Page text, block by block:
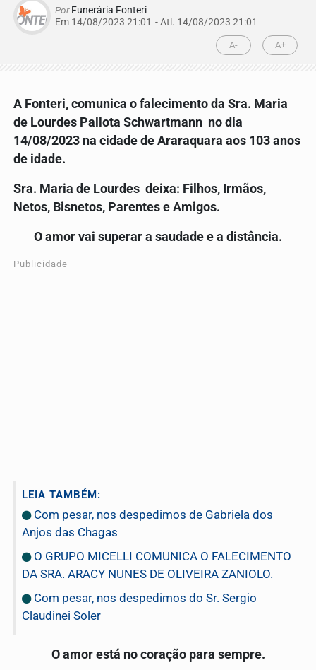
PorFunerária Fonteri
Em 14/08/2023 21:01 - Atl. 14/08/2023 21:01
A- A+
A Fonteri, comunica o falecimento da Sra. Maria
de Lourdes Pallota Schwartmann no dia
14/08/2023 na cidade de Araraquara aos 103 anos
de idade.
Sra. Maria de Lourdes deixa: Filhos, Irmãos,
Netos, Bisnetos, Parentes e Amigos.
O amor vai superar a saudade e a distância.
Publicidade
LEIA TAMBÉM:
Com pesar, nos despedimos de Gabriela dos
Anjos das Chagas
O GRUPO MICELLI COMUNICA O FALECIMENTO
DA SRA. ARACY NUNES DE OLIVEIRA ZANIOLO.
Com pesar, nos despedimos do Sr. Sergio
Claudinei Soler
O amor está no coração para sempre.